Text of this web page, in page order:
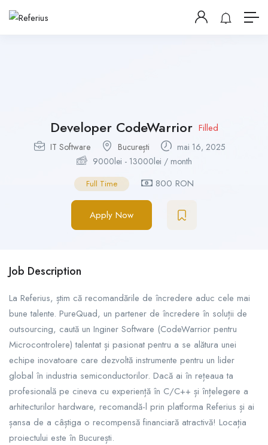
Developer CodeWarrior Filled
IT Software București
mai 16, 2025
9000lei - 13000lei / month
Full Time 800 RON
Apply Now
Job Description
La Referius, știm că recomandările de încredere aduc cele mai
bune talente. PureQuad, un partener de încredere în soluții de
outsourcing, caută un Inginer Software (CodeWarrior pentru
Microcontrolere) talentat și pasionat pentru a se alătura unei
echipe inovatoare care dezvoltă instrumente pentru un lider
global în industria semiconductorilor. Dacă ai în rețeaua ta
profesională pe cineva cu experiență în C/C++ și înțelegere a
arhitecturilor hardware, recomandă-l prin platforma Referius și ai
șansa de a câștiga o recompensă financiară atractivă! Locația
proiectului este în București.